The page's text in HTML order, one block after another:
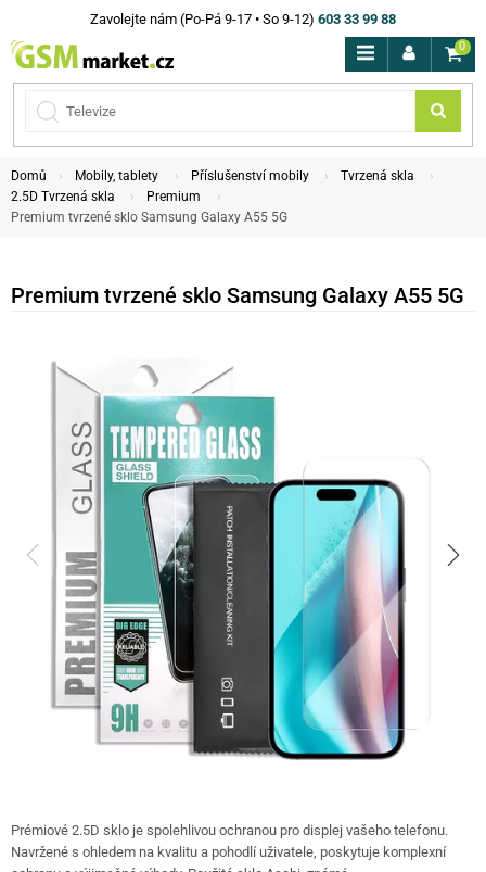
Zavolejte nám (Po-Pá 9-17 • So 9-12) 603 33 99 88
0
Domů Mobily, tablety Příslušenství mobily
Tvrzená skla
2.5D Tvrzená skla
Premium
Premium tvrzené sklo Samsung Galaxy A55 5G
Premium tvrzené sklo Samsung Galaxy A55 5G
Prémiové 2.5D sklo je spolehlivou ochranou pro displej vašeho telefonu.
Navržené s ohledem na kvalitu a pohodlí uživatele, poskytuje komplexní